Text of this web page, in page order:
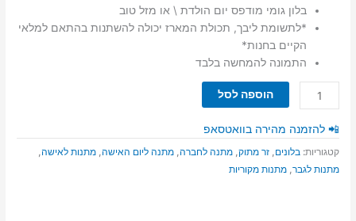
בלון גומי מודפס יום הולדת \ או מזל טוב
*לתשומת ליבך, תכולת המארז יכולה להשתנות בהתאם למלאי
הקיים בחנות*
התמונה להמחשה בלבד
כמות
של
מארז
הפתעה
מתוק
עם
הוספה לסל
📲 להזמנה מהירה בוואטסאפ
קטגוריות:בלונים,זר מתוק,מתנה לחברה,מתנה ליום האישה,מתנות לאישה,
מתנות לגבר,מתנות מקוריות